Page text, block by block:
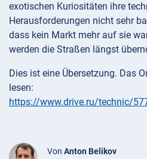
exotischen Kuriositäten ihre
Herausforderungen nicht sehr
dass kein Markt mehr auf sie
werden die Straßen längst
Dies ist eine Übersetzung. Das
lesen:
https://www.drive.ru/technic/
Von Anton Belikov